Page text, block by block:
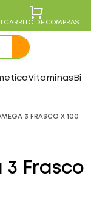
CARRITO DE COMPRAS
Vitaminas
3 FRASCO X 100
3 Frasco